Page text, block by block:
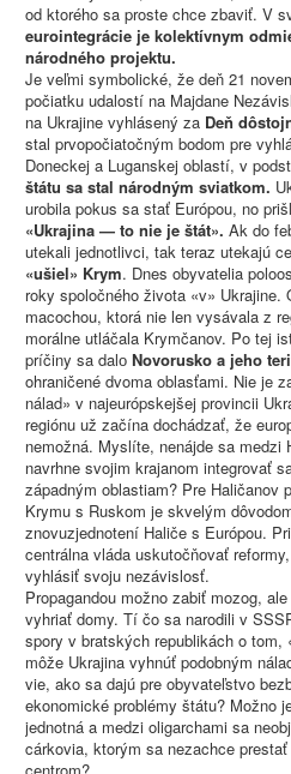
od ktorého sa proste chce zbaviť. V
eurointegrácie je kolektívnym
národného projektu.
Je veľmi symbolické, že deň 21
počiatku udalostí na Majdane
na Ukrajine vyhlásený za Deň
stal prvopočiatočným bodom pre
Doneckej a Luganskej oblastí, v
štátu sa stal národným sviatkom.
urobila pokus sa stať Európou, no
«Ukrajina — to nie je štát». Ak do
utekali jednotlivci, tak teraz utekajú
«ušiel» Krym. Dnes obyvatelia
roky spoločného života «v» Ukrajine.
macochou, ktorá nie len vysávala z
morálne utláčala Krymčanov. Po tej
príčiny sa dalо Novorusko a jeho
ohraničené dvoma oblasťami. Nie je
nálad» v najeurópskejšej provincii
regiónu už začína dochádzať, že
nemožná. Myslíte, nenájde sa medzi
navrhne svojim krajanom integrovať
západným oblastiam? Pre Haličanov
Krymu s Ruskom je skvelým
znovuzjednotení Haliče s Európou.
centrálna vláda uskutočňovať
vyhlásiť svoju nezávislosť.
Propagandou možno zabiť mozog,
vyhriať domy. Tí čo sa narodili v
spory v bratských republikách o tom,
môže Ukrajina vyhnúť podobným
vie, ako sa dajú pre obyvateľstvo
ekonomické problémy štátu? Možno
jednotná a medzi oligarchami sa
cárkovia, ktorým sa nezachce